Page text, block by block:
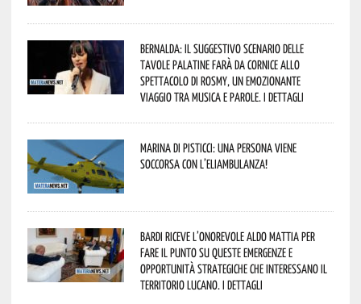
Bernalda: il suggestivo scenario delle
Tavole Palatine farà da cornice allo
spettacolo di Rosmy, un emozionante
viaggio tra musica e parole. I dettagli
Marina di Pisticci: una persona viene
soccorsa con l’eliambulanza!
Bardi riceve l’onorevole Aldo Mattia per
fare il punto su queste emergenze e
opportunità strategiche che interessano il
territorio lucano. I dettagli